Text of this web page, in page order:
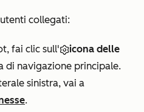
collegati:
fai clic sull'
icona delle
di navigazione principale.
sinistra, vai a
.